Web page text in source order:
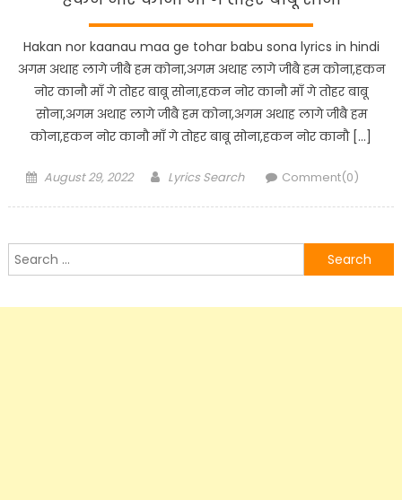
Hakan nor kaanau maa ge tohar babu sona lyrics in hindi
अगम अथाह लागे जीबै हम कोना,अगम अथाह लागे जीबै हम कोना,हकन
नोर कानौ माँ गे तोहर बाबू सोना,हकन नोर कानौ माँ गे तोहर बाबू
सोना,अगम अथाह लागे जीबै हम कोना,अगम अथाह लागे जीबै हम
कोना,हकन नोर कानौ माँ गे तोहर बाबू सोना,हकन नोर कानौ […]
Posted
August 29, 2022 Author
Lyrics Search Comment(0)
Search
for: